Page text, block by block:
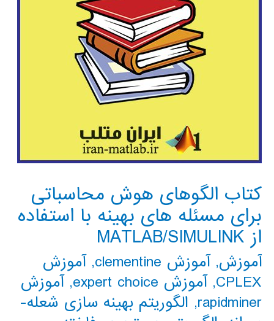
کتاب الگوهای هوش محاسباتی
برای مسئله های بهینه با استفاده
از MATLAB/SIMULINK
آموزش,آموزش clementine ,آموزش
CPLEX
,آموزش expert choice ,آموزش
rapidminer
, الگوریتم بهینه سازی شعله-